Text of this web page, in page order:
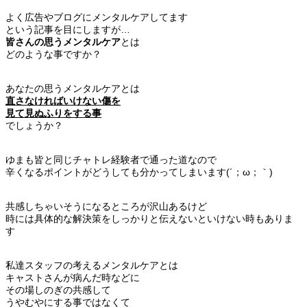
よく広告やブログにメンタルケアしてます
という記事を目にしますが…
皆さんの思うメンタルケアとは
どのような事ですか？
あなたの思うメンタルケアとは
直さなければいけない傷を
見て見ぬふりをする事
でしょうか？
ゆまも皆と同じチャトレ経験者で通った道なので
辛くなるポイントがどうしても分かってしまいます(´；ω；｀)
共感しちゃいそうになるところが沢山あるけど
時には具体的な解決策をしっかりと伝えないといけない時もありま
す
私達スタッフの考えるメンタルケアとは
キャストさんが病んだ時などに
その場しのぎの共感して
うやむやにする事ではなくて